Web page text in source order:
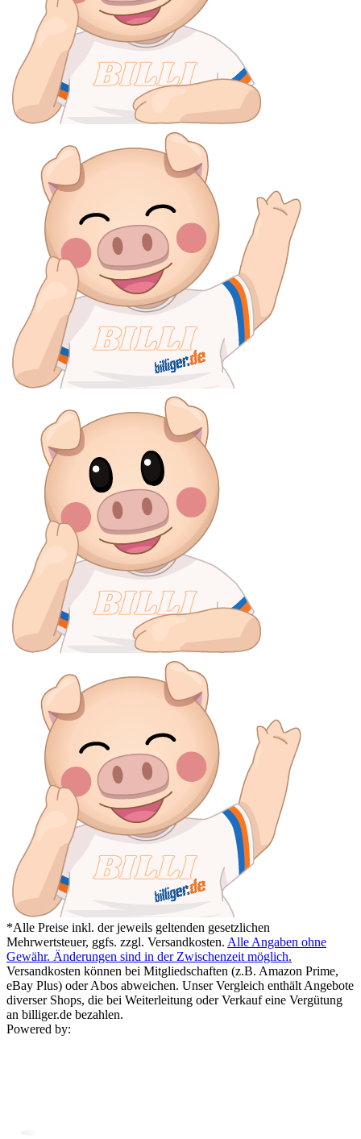
*Alle Preise inkl. der jeweils geltenden gesetzlichen
Mehrwertsteuer, ggfs. zzgl. Versandkosten. Alle Angaben ohne
Gewähr. Änderungen sind in der Zwischenzeit möglich.
Versandkosten können bei Mitgliedschaften (z.B. Amazon Prime,
eBay Plus) oder Abos abweichen. Unser Vergleich enthält Angebote
diverser Shops, die bei Weiterleitung oder Verkauf eine Vergütung
an billiger.de bezahlen.
Powered by: